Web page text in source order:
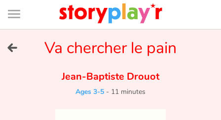
Connexion
Bibliothèque
de
page
Va chercher le pain
Jean-Baptiste Drouot
Ages 3-5 - 11 minutes